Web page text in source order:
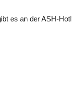
es an der ASH-